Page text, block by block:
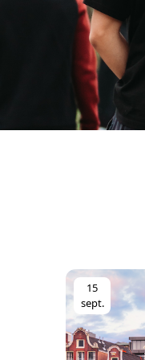
15
sept.